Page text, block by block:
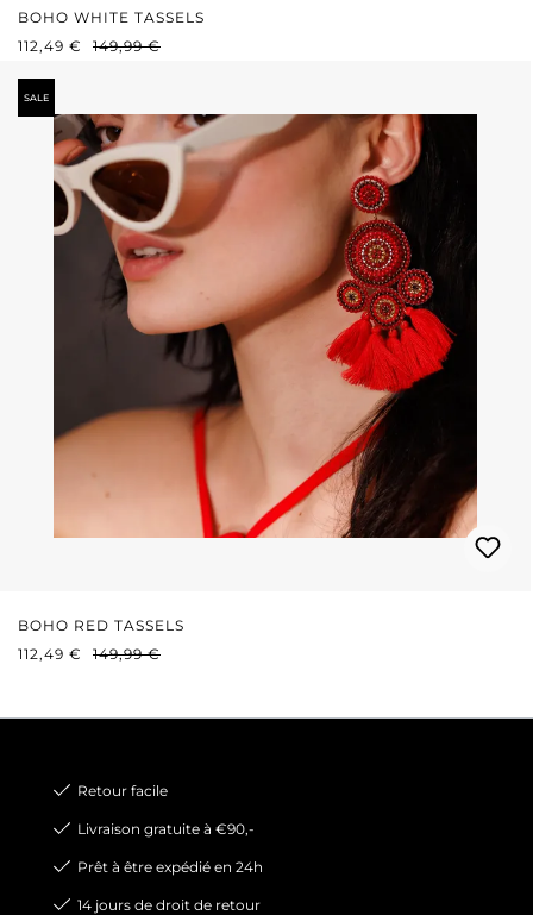
BOHO WHITE TASSELS
PRIX DE VENTE :
112,49 € PRIX RÉGULIER :
149,99 €
SALE
BOHO RED TASSELS
PRIX DE VENTE :
112,49 € PRIX RÉGULIER :
149,99 €
Retour facile
Livraison gratuite à €90,-
Prêt à être expédié en 24h
14 jours de droit de retour